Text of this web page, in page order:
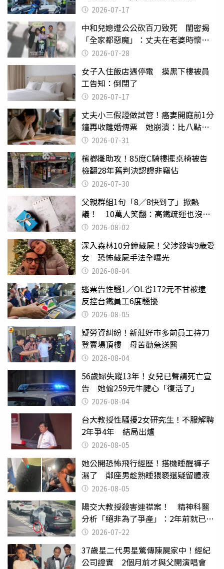
2026-07-17
中和兒媳遭公公砍百刀致死 閨密揭
「全家都惡魔」：丈夫在老婆時懷孕
摔東西
2026-07-28
女子入住飯店遇停電 摸黑下樓被員
工告知：倒閉了
2026-07-17
丈夫小三假證做試管！癌妻開庭前1分
鐘再收離婚傳票 她崩潰：比八點檔
還扯2026-07-31
檳榔攤助攻！85度C騎樓擺桌椅被告
檢翻28年舊判決認證非竊佔
2026-07-30
父親群組1句「8／8快到了」掀熱
議！ 10萬人笑翻：高鐵疏運也沒列
父親節
2026-08-02
深入森林10分鐘藏屍！父涉殺害9歲愛
女 恐怖藏屍手法全曝光
2026-08-04
逃票告性騷1／OL省172元不甘被逮
反控台鐵員工6度騷擾
2026-08-05
疑勞資糾紛！新莊好市多前員工持刀
登賣場頂樓 母苦勸急送醫
2026-08-04
56歲婦失蹤13年！女兒已聲請死亡宣
告 她偷259元牛腱心「復活了」
2026-08-04
台大教授性騷擾2女研究生！不服解聘
2年爭4年 結局出爐
2026-08-05
她公開恐怖飛行經歷！搭機睡醒褲子
濕了 鄰座男趁熟睡猥褻還疑留體液
2026-08-05
陽交大教授殺害連襟案！ 精神科醫
分析「絕非為了爭產」：2年前就已言
行詭異
2026-07-22
37歲星二代男星驚傳陳屍家中！經紀
公司證實 2個月前才與父開演唱會